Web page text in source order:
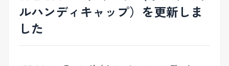
ルハンディキャップ）を更新しま
した